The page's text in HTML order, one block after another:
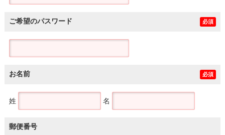
ご希望のパスワード 必須
お名前 必須
姓 名
郵便番号